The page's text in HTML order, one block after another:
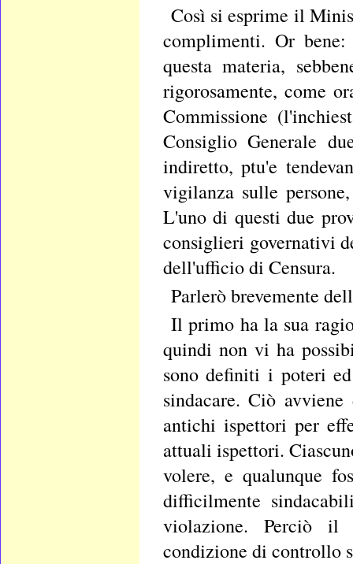
Così si esprime il
complimenti. Or
questa materia,
rigorosamente, come
Commissione
Consiglio Generale
indiretto, ptu'e
vigilanza sulle
L'uno di questi due
consiglieri governativi
dell'ufficio di Censura.
Parlerò brevemente
Il primo ha la sua
quindi non vi ha
sono definiti i poteri
sindacare. Ciò
antichi ispettori per
attuali ispettori.
volere, e qualunque
difficilmente
violazione. Perciò il
condizione di controllo